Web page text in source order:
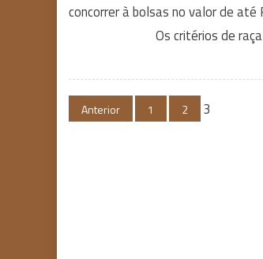
concorrer à bolsas no valor de
Os critérios de
Navegação
Anterior 1 2 3